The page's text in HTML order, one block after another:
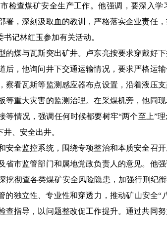
检查煤矿安全生产工作。他强调，要深入
，深刻汲取血的教训，严格落实企业责任
记林红玉参加有关活动。
煤与瓦斯突出矿井。卢东亮按要求穿戴好
，他询问井下交通运输情况，要求严格运
看瓦斯等监测感应器布点设置，沿着液压
重大灾害的监测治理。在采煤机旁，他同
情况，强调任何时候都要树牢“两个至上”
、安全出井。
全监控系统，围绕专项整治和本质安全召
市监管部门和属地党政负责人的意见。他
彻查各类煤矿安全风险隐患，加强行刑纪
的独立性、专业性和穿透力，推动矿山安全
指导，以问题整改促工作提升。通过共同